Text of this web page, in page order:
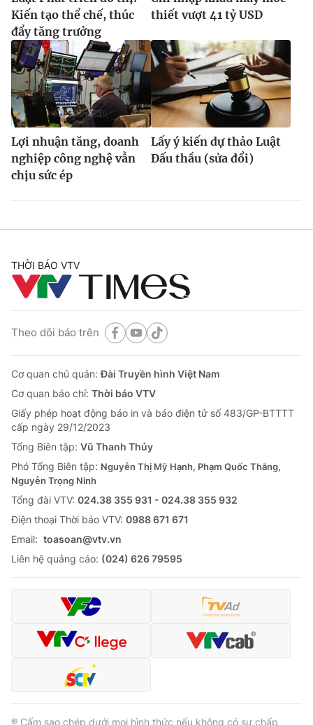
Kiến tạo thể chế, thúc
đẩy tăng trưởng
thiết vượt 41 tỷ USD
Lợi nhuận tăng, doanh
nghiệp công nghệ vẫn
chịu sức ép
Lấy ý kiến dự thảo Luật
Đấu thầu (sửa đổi)
THỜI BÁO VTV
Theo dõi báo trên
Cơ quan chủ quản:Đài Truyền hình Việt Nam
Cơ quan báo chí: Thời báo VTV
Giấy phép hoạt động báo in và báo điện tử số 483/GP-BTTTT
cấp ngày 29/12/2023
Tổng Biên tập: Vũ Thanh Thủy
Phó Tổng Biên tập: Nguyễn Thị Mỹ Hạnh, Phạm Quốc Thắng,
Nguyễn Trọng Ninh
Tổng đài VTV: 024.38 355 931 - 024.38 355 932
Ðiện thoại Thời báo VTV: 0988 671 671
Email: toasoan@vtv.vn
Liên hệ quảng cáo: (024) 626 79595
® Cấm sao chép dưới mọi hình thức nếu không có sự chấp